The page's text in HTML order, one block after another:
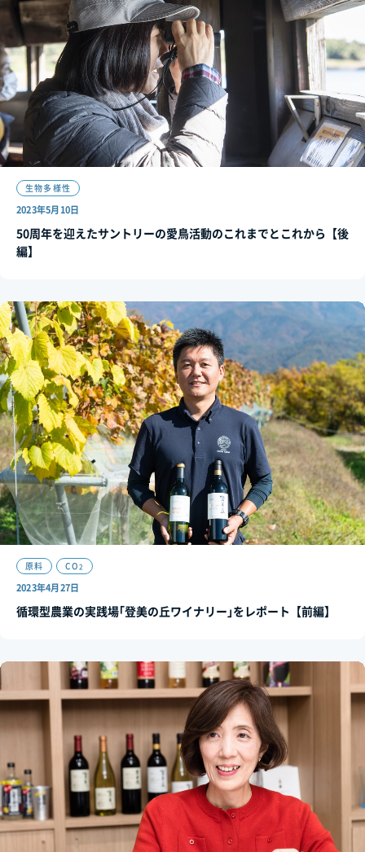
生物多様性
2023年5月10日
50周年を迎えたサントリーの愛鳥活動のこれまでとこれから【後
編】
原料 CO2
2023年4月27日
循環型農業の実践場｢登美の丘ワイナリー｣をレポート【前編】